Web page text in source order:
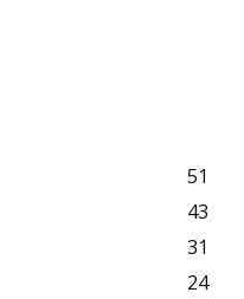
51
43
31
24